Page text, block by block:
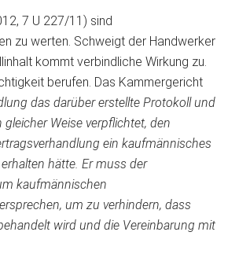
7 U 227/11) sind
zu werten. Schweigt der Handwerker
kommt verbindliche Wirkung zu.
berufen. Das Kammergericht
das darüber erstellte Protokoll und
Weise verpflichtet, den
ein kaufmännisches
hätte. Er muss der
kaufmännischen
um zu verhindern, dass
wird und die Vereinbarung mit